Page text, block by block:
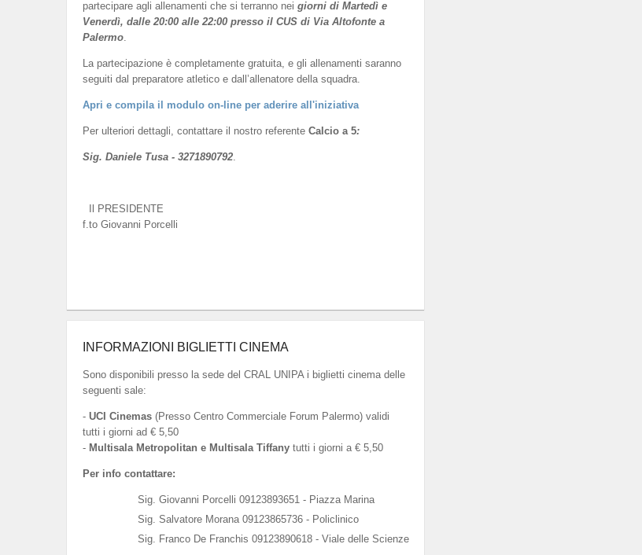
partecipare agli allenamenti che si terranno nei giorni di Martedì e
Venerdì, dalle 20:00 alle 22:00 presso il CUS di Via Altofonte a
Palermo.
La partecipazione è completamente gratuita, e gli allenamenti saranno
seguiti dal preparatore atletico e dall’allenatore della squadra.
Apri e compila il modulo on-line per aderire all'iniziativa
Per ulteriori dettagli, contattare il nostro referente Calcio a 5:
Sig. Daniele Tusa - 3271890792.
Il PRESIDENTE
f.to Giovanni Porcelli
INFORMAZIONI BIGLIETTI CINEMA
Sono disponibili presso la sede del CRAL UNIPA i biglietti cinema delle
seguenti sale:
- UCI Cinemas(Presso Centro Commerciale Forum Palermo) validi
tutti i giorni ad € 5,50
- Multisala Metropolitan e Multisala Tiffanytutti i giorni a € 5,50
Per info contattare:
Sig. Giovanni Porcelli 09123893651 - Piazza Marina
Sig. Salvatore Morana 09123865736 - Policlinico
Sig. Franco De Franchis 09123890618 - Viale delle Scienze